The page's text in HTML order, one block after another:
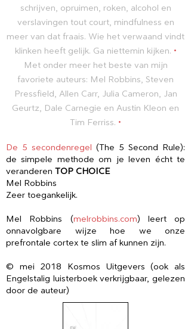
schrijven, opruimen, roken, alcohol en
verslavingen tout court, mindfulness en
meer van dat fraais. Wie het verwaand vindt
klinken heeft gelijk. Ga niettemin kijken. •
Met onder meer het beste van mijn
favoriete auteurs: Mel Robbins, Steven
Pressfield, Allen Carr, Julia Cameron, Jan
Geurtz, Dale Carnegie en Austin Kleon en
Tim Ferriss. •
De 5 secondenregel (The 5 Second Rule):
de simpele methode om je leven écht te
veranderen TOP CHOICE
Mel Robbins
Zeer toegankelijk.
Mel Robbins (melrobbins.com) leert op
onnavolgbare wijze hoe we onze
prefrontale cortex te slim af kunnen zijn.
© mei 2018 Kosmos Uitgevers (ook als
Engelstalig luisterboek verkrijgbaar, gelezen
door de auteur)